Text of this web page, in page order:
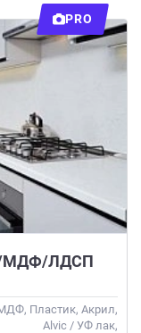
PRO
МДФ/ЛДСП
Пластик, Акрил,
Alvic / УФ лак,